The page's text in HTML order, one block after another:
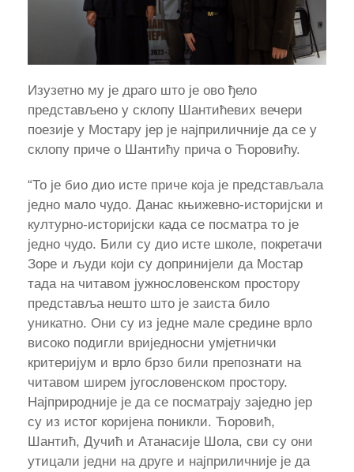
Изузетно му је драго што је ово ђело
представљено у склопу Шантићевих вечери
поезије у Мостару јер је најприличније да се у
склопу приче о Шантићу прича о Ћоровићу.
“То је био дио исте приче која је представљала
једно мало чудо. Данас књижевно-историјски и
културно-историјски када се посматра то је
једно чудо. Били су дио исте школе, покретачи
Зоре и људи који су допринијели да Мостар
тада на читавом јужнословенском простору
представља нешто што је заиста било
уникатно. Они су из једне мале средине врло
високо подигли вриједносни умјетнички
критеријум и врло брзо били препознати на
читавом ширем југословенском простору.
Најприродније је да се посматрају заједно јер
су из истог коријена поникли. Ћоровић,
Шантић, Дучић и Атанасије Шола, сви су они
утицали једни на друге и најприличније је да